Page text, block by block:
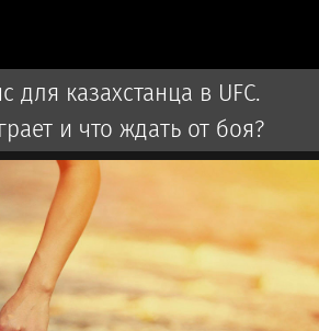
казахстанца в UFC.
и что ждать от боя?